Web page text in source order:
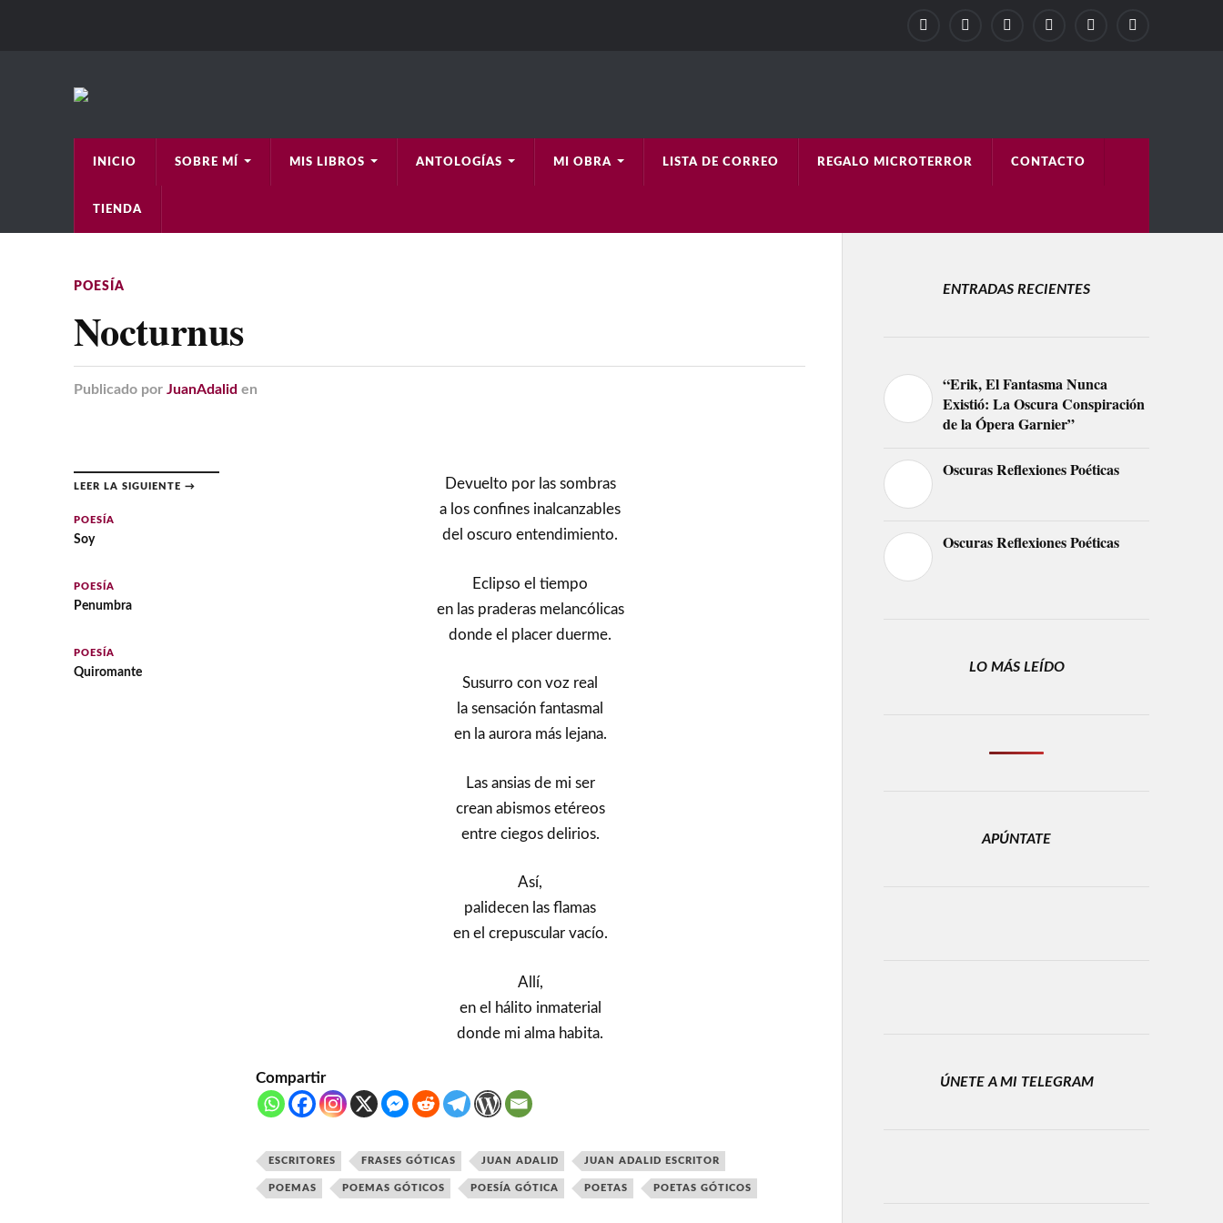
INICIO SOBRE MÍ MIS LIBROS ANTOLOGÍAS MI OBRA LISTA DE CORREO REGALO MICROTERROR CONTACTO
TIENDA
POESÍA
Nocturnus
Publicado por JuanAdalid en
LEER LA SIGUIENTE →
POESÍA
Soy
POESÍA
Penumbra
POESÍA
Quiromante
Devuelto por las sombras
a los confines inalcanzables
del oscuro entendimiento.
Eclipso el tiempo
en las praderas melancólicas
donde el placer duerme.
Susurro con voz real
la sensación fantasmal
en la aurora más lejana.
Las ansias de mi ser
crean abismos etéreos
entre ciegos delirios.
Así,
palidecen las flamas
en el crepuscular vacío.
Allí,
en el hálito inmaterial
donde mi alma habita.
Compartir
ESCRITORES FRASES GÓTICAS JUAN ADALID JUAN ADALID ESCRITOR
POEMAS POEMAS GÓTICOS POESÍA GÓTICA POETAS POETAS GÓTICOS
ENTRADAS RECIENTES
“Erik, El Fantasma Nunca
Existió: La Oscura Conspiración
de la Ópera Garnier”
Oscuras Reflexiones Poéticas
Oscuras Reflexiones Poéticas
LO MÁS LEÍDO
APÚNTATE
ÚNETE A MI TELEGRAM